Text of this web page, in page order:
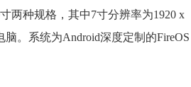
两种规格，其中7寸分辨率为1920 x
脑。系统为Android深度定制的FireOS